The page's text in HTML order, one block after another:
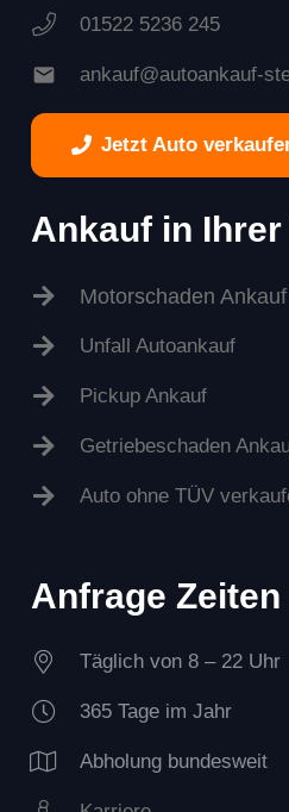
01522 5236 245
mail ankauf@autoankauf-
Jetzt Auto
Ankauf in Ihrer
Motorschaden Ankauf
Unfall Autoankauf
Pickup Ankauf
Getriebeschaden
Auto ohne TÜV
Anfrage Zeiten
Täglich von 8 – 22 Uhr
365 Tage im Jahr
Abholung bundesweit